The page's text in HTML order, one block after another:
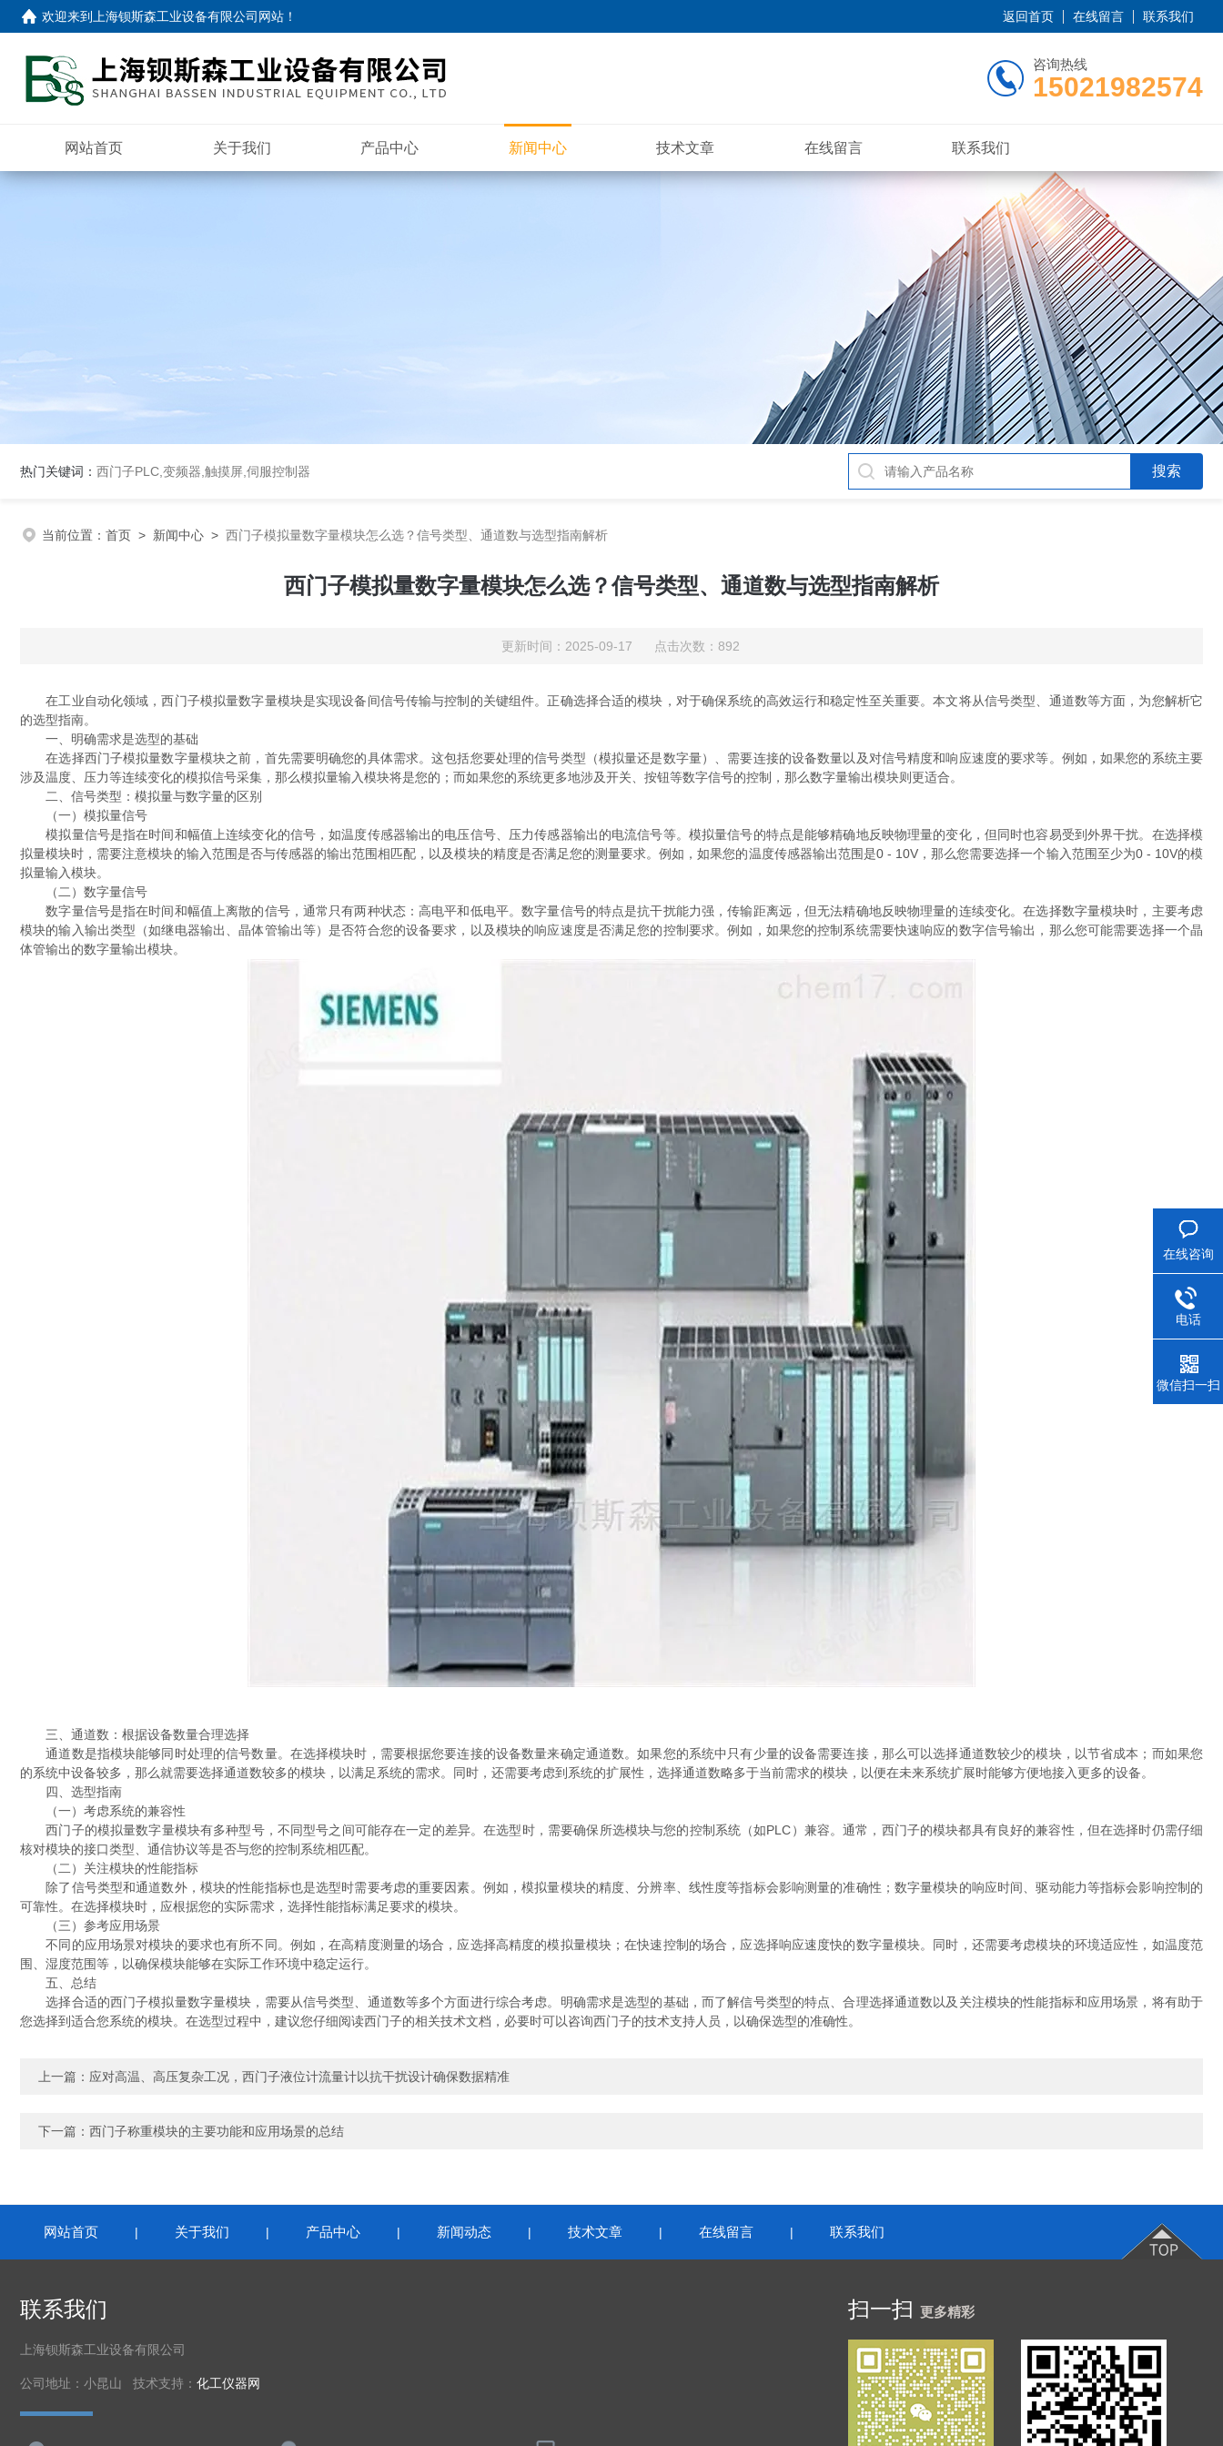
欢迎来到 上海钡斯森工业设备有限公司网站 ！ 返回首页 在线留言 联系我们
咨询热线
15021982574
网站首页 关于我们 产品中心 新闻中心 技术文章 在线留言 联系我们
热门关键词： 西门子PLC,变频器,触摸屏,伺服控制器
当前位置： 首页 > 新闻中心 > 西门子模拟量数字量模块怎么选？信号类型、通道数与选型指南解析
西门子模拟量数字量模块怎么选？信号类型、通道数与选型指南解析
更新时间：2025-09-17 点击次数：892
在工业自动化领域，西门子模拟量数字量模块是实现设备间信号传输与控制的关键组件。正确选择合适的模块，对于确保系统的高效运行和稳定性至关重要。本文将从信号类型、通道数等方面，为您解析它
的选型指南。
一、明确需求是选型的基础
在选择西门子模拟量数字量模块之前，首先需要明确您的具体需求。这包括您要处理的信号类型（模拟量还是数字量）、需要连接的设备数量以及对信号精度和响应速度的要求等。例如，如果您的系统主要
涉及温度、压力等连续变化的模拟信号采集，那么模拟量输入模块将是您的；而如果您的系统更多地涉及开关、按钮等数字信号的控制，那么数字量输出模块则更适合。
二、信号类型：模拟量与数字量的区别
（一）模拟量信号
模拟量信号是指在时间和幅值上连续变化的信号，如温度传感器输出的电压信号、压力传感器输出的电流信号等。模拟量信号的特点是能够精确地反映物理量的变化，但同时也容易受到外界干扰。在选择模
拟量模块时，需要注意模块的输入范围是否与传感器的输出范围相匹配，以及模块的精度是否满足您的测量要求。例如，如果您的温度传感器输出范围是0 - 10V，那么您需要选择一个输入范围至少为0 - 10V的模
拟量输入模块。
（二）数字量信号
数字量信号是指在时间和幅值上离散的信号，通常只有两种状态：高电平和低电平。数字量信号的特点是抗干扰能力强，传输距离远，但无法精确地反映物理量的连续变化。在选择数字量模块时，主要考虑
模块的输入输出类型（如继电器输出、晶体管输出等）是否符合您的设备要求，以及模块的响应速度是否满足您的控制要求。例如，如果您的控制系统需要快速响应的数字信号输出，那么您可能需要选择一个晶
体管输出的数字量输出模块。
三、通道数：根据设备数量合理选择
通道数是指模块能够同时处理的信号数量。在选择模块时，需要根据您要连接的设备数量来确定通道数。如果您的系统中只有少量的设备需要连接，那么可以选择通道数较少的模块，以节省成本；而如果您
的系统中设备较多，那么就需要选择通道数较多的模块，以满足系统的需求。同时，还需要考虑到系统的扩展性，选择通道数略多于当前需求的模块，以便在未来系统扩展时能够方便地接入更多的设备。
四、选型指南
（一）考虑系统的兼容性
西门子的模拟量数字量模块有多种型号，不同型号之间可能存在一定的差异。在选型时，需要确保所选模块与您的控制系统（如PLC）兼容。通常，西门子的模块都具有良好的兼容性，但在选择时仍需仔细
核对模块的接口类型、通信协议等是否与您的控制系统相匹配。
（二）关注模块的性能指标
除了信号类型和通道数外，模块的性能指标也是选型时需要考虑的重要因素。例如，模拟量模块的精度、分辨率、线性度等指标会影响测量的准确性；数字量模块的响应时间、驱动能力等指标会影响控制的
可靠性。在选择模块时，应根据您的实际需求，选择性能指标满足要求的模块。
（三）参考应用场景
不同的应用场景对模块的要求也有所不同。例如，在高精度测量的场合，应选择高精度的模拟量模块；在快速控制的场合，应选择响应速度快的数字量模块。同时，还需要考虑模块的环境适应性，如温度范
围、湿度范围等，以确保模块能够在实际工作环境中稳定运行。
五、总结
选择合适的西门子模拟量数字量模块，需要从信号类型、通道数等多个方面进行综合考虑。明确需求是选型的基础，而了解信号类型的特点、合理选择通道数以及关注模块的性能指标和应用场景，将有助于
您选择到适合您系统的模块。在选型过程中，建议您仔细阅读西门子的相关技术文档，必要时可以咨询西门子的技术支持人员，以确保选型的准确性。
上一篇： 应对高温、高压复杂工况，西门子液位计流量计以抗干扰设计确保数据精准
下一篇： 西门子称重模块的主要功能和应用场景的总结
网站首页 | 关于我们 | 产品中心 | 新闻动态 | 技术文章 | 在线留言 | 联系我们
联系我们
上海钡斯森工业设备有限公司
公司地址：小昆山 技术支持： 化工仪器网
扫一扫 更多精彩
在线咨询
电话
微信扫一扫